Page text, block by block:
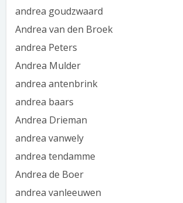
andrea goudzwaard
Andrea van den Broek
andrea Peters
Andrea Mulder
andrea antenbrink
andrea baars
Andrea Drieman
andrea vanwely
andrea tendamme
Andrea de Boer
andrea vanleeuwen